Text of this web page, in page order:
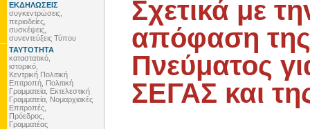
ΕΚΔΗΛΩΣΕΙΣ
συγκεντρώσεις,
περιοδείες,
συσκέψεις,
συνεντεύξεις Τύπου
ΤΑΥΤΟΤΗΤΑ
καταστατικό,
ιστορικό,
Κεντρική Πολιτική
Επιτροπή, Πολιτική
Γραμματεία, Εκτελεστική
Γραμματεία, Νομαρχιακές
Επιτροπές,
Πρόεδρος,
Γραμματέας
Σχετικά με
απόφαση
Πνεύματος
ΣΕΓΑΣ και